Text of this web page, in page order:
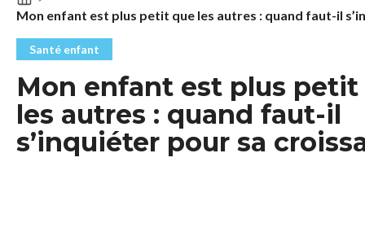
Santé enfant
Mon enfant est plus petit
les autres : quand faut-il
s’inquiéter pour sa